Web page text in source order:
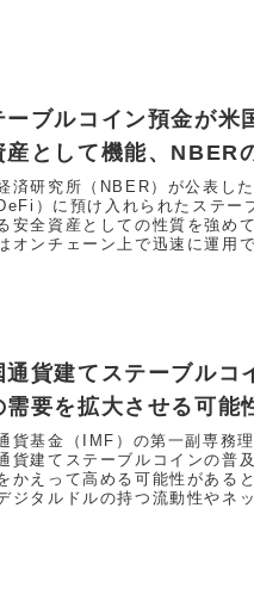
ーブルコイン預金が米
産として機能、NBER
済研究所（NBER）が公表し
）に預け入れられたステー
安全資産としての性質を強め
オンチェーン上で迅速に運用
通貨建てステーブルコ
需要を拡大させる可
貨基金（IMF）の第一副専務
貨建てステーブルコインの普
かえって高める可能性がある
ジタルドルの持つ流動性やネ